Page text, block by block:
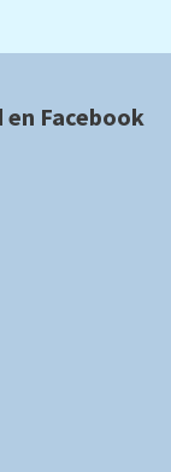
en Facebook